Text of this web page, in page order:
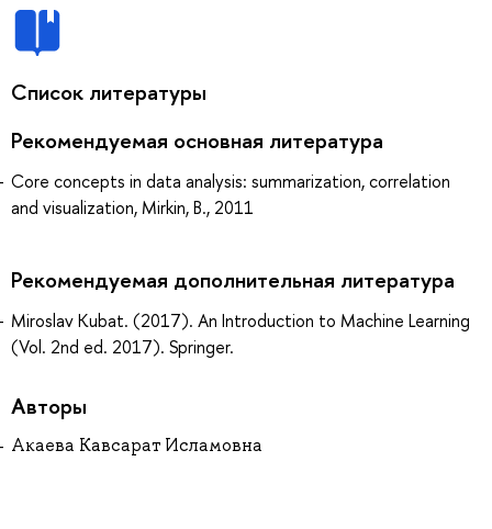
Список литературы
Рекомендуемая основная литература
Core concepts in data analysis: summarization, correlation
and visualization, Mirkin, B., 2011
Рекомендуемая дополнительная литература
Miroslav Kubat. (2017). An Introduction to Machine Learning
(Vol. 2nd ed. 2017). Springer.
Авторы
Акаева Кавсарат Исламовна